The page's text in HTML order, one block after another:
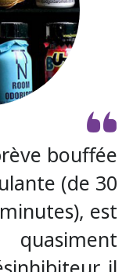
bouffée
(de 30
est
quasiment